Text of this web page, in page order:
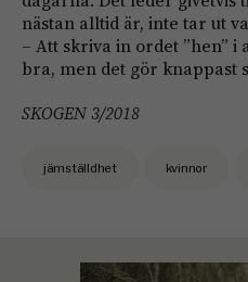
nästan alltid är, inte tar ut
– Att skriva in ordet ”hen”
bra, men det gör knappast
SKOGEN 3/2018
jämställdhet kvinnor